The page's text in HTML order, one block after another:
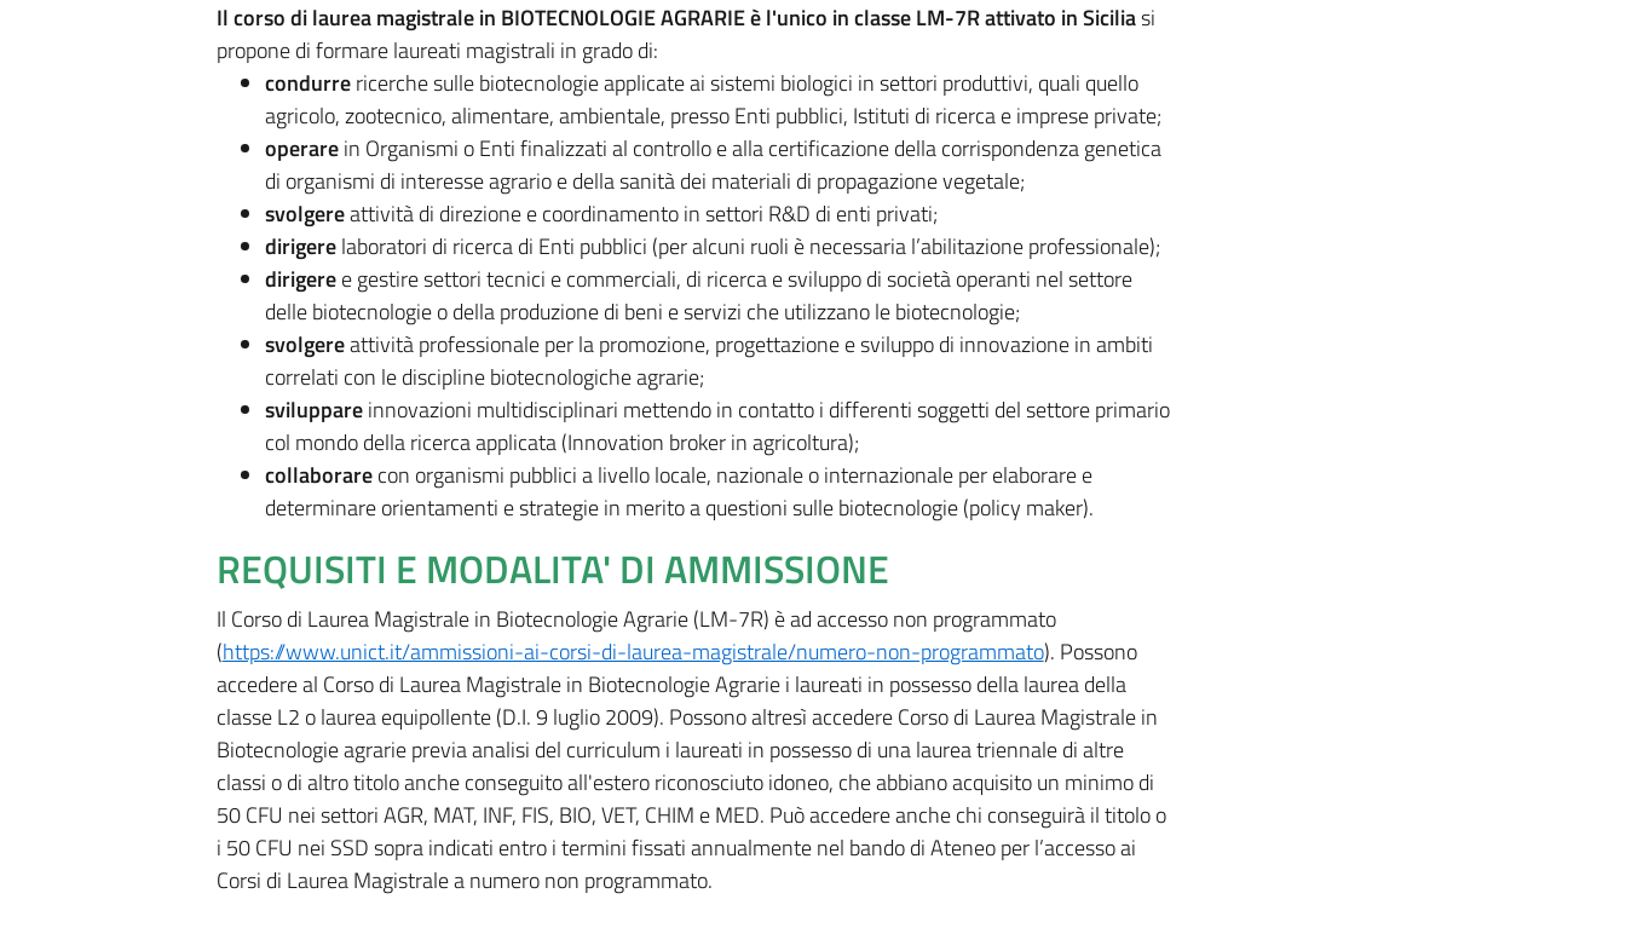
Il corso di laurea magistrale in BIOTECNOLOGIE AGRARIE è l'unico in classe LM-7R attivato in Siciliasi
propone di formare laureati magistrali in grado di:
condurrericerche sulle biotecnologie applicate ai sistemi biologici in settori produttivi, quali quello
agricolo, zootecnico, alimentare, ambientale, presso Enti pubblici, Istituti di ricerca e imprese private;
operarein Organismi o Enti finalizzati al controllo e alla certificazione della corrispondenza genetica
di organismi di interesse agrario e della sanità dei materiali di propagazione vegetale;
svolgereattività di direzione e coordinamento in settori R&D di enti privati;
dirigerelaboratori di ricerca di Enti pubblici (per alcuni ruoli è necessaria l’abilitazione professionale);
dirigeree gestire settori tecnici e commerciali, di ricerca e sviluppo di società operanti nel settore
delle biotecnologie o della produzione di beni e servizi che utilizzano le biotecnologie;
svolgereattività professionale per la promozione, progettazione e sviluppo di innovazione in ambiti
correlati con le discipline biotecnologiche agrarie;
sviluppareinnovazioni multidisciplinari mettendo in contatto i differenti soggetti del settore primario
col mondo della ricerca applicata (Innovation broker in agricoltura);
collaborarecon organismi pubblici a livello locale, nazionale o internazionale per elaborare e
determinare orientamenti e strategie in merito a questioni sulle biotecnologie (policy maker).
REQUISITI E MODALITA' DI AMMISSIONE
Il Corso di Laurea Magistrale in Biotecnologie Agrarie (LM-7R) è ad accesso non programmato
(https://www.unict.it/ammissioni-ai-corsi-di-laurea-magistrale/numero-non-programmato). Possono
accedere al Corso di Laurea Magistrale in Biotecnologie Agrarie i laureati in possesso della laurea della
classe L2 o laurea equipollente (D.I. 9 luglio 2009). Possono altresì accedere Corso di Laurea Magistrale in
Biotecnologie agrarie previa analisi del curriculum i laureati in possesso di una laurea triennale di altre
classi o di altro titolo anche conseguito all'estero riconosciuto idoneo, che abbiano acquisito un minimo di
50 CFU nei settori AGR, MAT, INF, FIS, BIO, VET, CHIM e MED. Può accedere anche chi conseguirà il titolo o
i 50 CFU nei SSD sopra indicati entro i termini fissati annualmente nel bando di Ateneo per l’accesso ai
Corsi di Laurea Magistrale a numero non programmato.